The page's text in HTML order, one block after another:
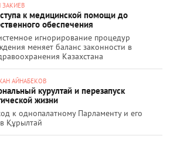
ЗАКИЕВ
к медицинской помощи до
обеспечения
игнорирование процедур
меняет баланс законности в
Казахстана
АЙНАБЕКОВ
курултай и перезапуск
жизни
к однопалатному Парламенту и его
Құрылтай